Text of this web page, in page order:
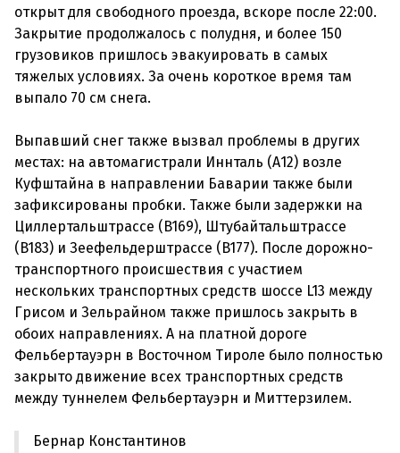
открыт для свободного проезда, вскоре после 22:00.
Закрытие продолжалось с полудня, и более 150
грузовиков пришлось эвакуировать в самых
тяжелых условиях. За очень короткое время там
выпало 70 см снега.
Выпавший снег также вызвал проблемы в других
местах: на автомагистрали Иннталь (А12) возле
Куфштайна в направлении Баварии также были
зафиксированы пробки. Также были задержки на
Циллертальштрассе (B169), Штубайтальштрассе
(B183) и Зеефельдерштрассе (B177). После дорожно-
транспортного происшествия с участием
нескольких транспортных средств шоссе L13 между
Грисом и Зельрайном также пришлось закрыть в
обоих направлениях. А на платной дороге
Фельбертауэрн в Восточном Тироле было полностью
закрыто движение всех транспортных средств
Бернар Константинов